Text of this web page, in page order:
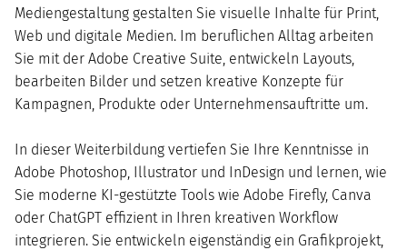
Mediengestaltung gestalten Sie visuelle Inhalte für Print,
Web und digitale Medien. Im beruflichen Alltag arbeiten
Sie mit der Adobe Creative Suite, entwickeln Layouts,
bearbeiten Bilder und setzen kreative Konzepte für
Kampagnen, Produkte oder Unternehmensauftritte um.
In dieser Weiterbildung vertiefen Sie Ihre Kenntnisse in
Adobe Photoshop, Illustrator und InDesign und lernen, wie
Sie moderne KI-gestützte Tools wie Adobe Firefly, Canva
oder ChatGPT effizient in Ihren kreativen Workflow
integrieren. Sie entwickeln eigenständig ein Grafikprojekt,